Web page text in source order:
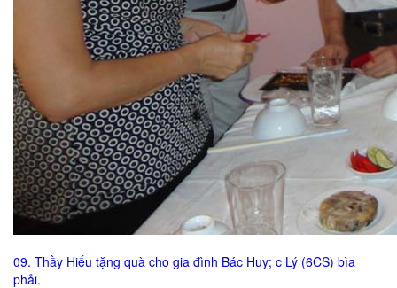
09. Thầy Hiếu tặng quà cho gia đình Bác Huy; c Lý (6CS) bìa
phải.